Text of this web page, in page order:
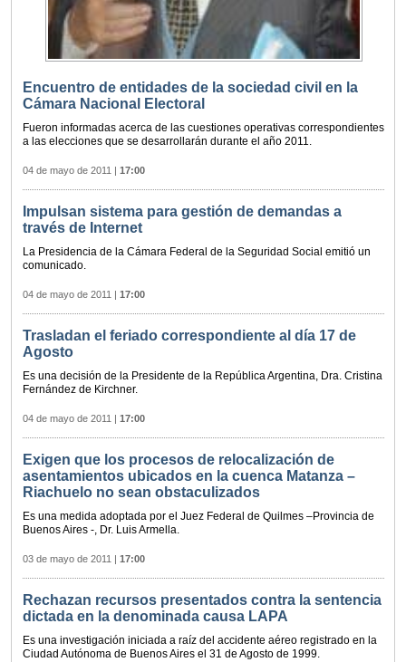
Encuentro de entidades de la sociedad civil en la
Cámara Nacional Electoral
Fueron informadas acerca de las cuestiones operativas correspondientes
a las elecciones que se desarrollarán durante el año 2011.
04 de mayo de 2011 17:00
Impulsan sistema para gestión de demandas a
través de Internet
La Presidencia de la Cámara Federal de la Seguridad Social emitió un
comunicado.
04 de mayo de 2011 17:00
Trasladan el feriado correspondiente al día 17 de
Agosto
Es una decisión de la Presidente de la República Argentina, Dra. Cristina
Fernández de Kirchner.
04 de mayo de 2011 17:00
Exigen que los procesos de relocalización de
asentamientos ubicados en la cuenca Matanza –
Riachuelo no sean obstaculizados
Es una medida adoptada por el Juez Federal de Quilmes –Provincia de
Buenos Aires -, Dr. Luis Armella.
03 de mayo de 2011 17:00
Rechazan recursos presentados contra la sentencia
dictada en la denominada causa LAPA
Es una investigación iniciada a raíz del accidente aéreo registrado en la
Ciudad Autónoma de Buenos Aires el 31 de Agosto de 1999.